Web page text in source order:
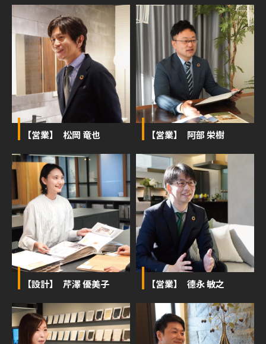
【営業】 松岡 竜也 【営業】 阿部 栄樹
【設計】 芹澤 優美子 【営業】 德永 敏之